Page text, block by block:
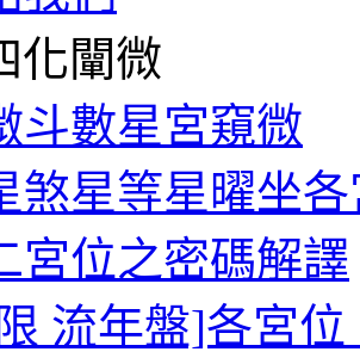
化闡微
斗數星宮窺微
煞星等星曜坐
宮位之密碼解譯
流年盤]各宮